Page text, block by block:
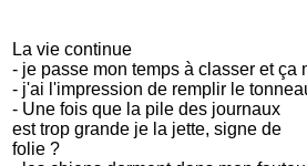
La vie continue
- je passe mon temps à classer et ça
- j'ai l'impression de remplir le
- Une fois que la pile des journaux
est trop grande je la jette, signe de
folie ?